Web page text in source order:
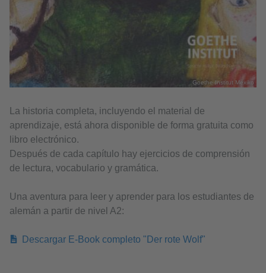
Goethe-Institut Mexiko
La historia completa, incluyendo el material de
aprendizaje, está ahora disponible de forma gratuita como
libro electrónico.
Después de cada capítulo hay ejercicios de comprensión
de lectura, vocabulario y gramática.
Una aventura para leer y aprender para los estudiantes de
alemán a partir de nivel A2:
Descargar E-Book completo "Der rote Wolf"